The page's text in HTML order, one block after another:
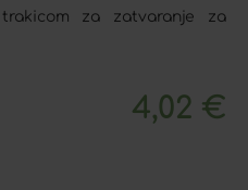
za zatvaranje za
4,02 €